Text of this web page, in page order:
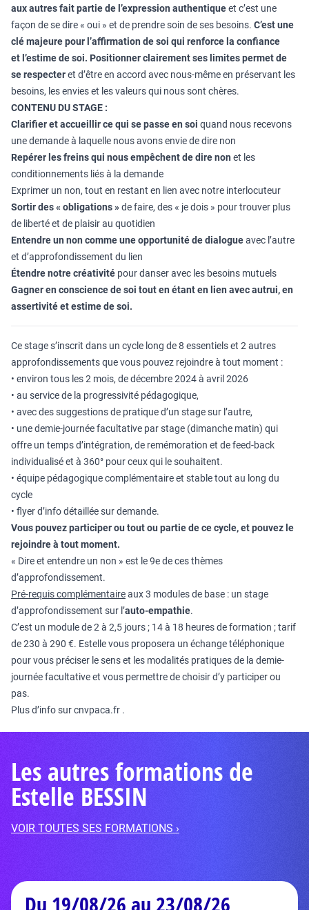
aux autres fait partie de l’expression authentiqueet c’est une
façon de se dire « oui » et de prendre soin de ses besoins. C’est une
clé majeure pour l’affirmation de soi qui renforce la confiance
et l’estime de soi. Positionner clairement ses limites permet de
se respecteret d’être en accord avec nous-même en préservant les
besoins, les envies et les valeurs qui nous sont chères.
CONTENU DU STAGE :
Clarifier et accueillir ce qui se passe en soi quand nous recevons
une demande à laquelle nous avons envie de dire non
Repérer les freins qui nous empêchent de dire non et les
conditionnements liés à la demande
Exprimer un non, tout en restant en lien avec notre interlocuteur
Sortir des « obligations »de faire, des « je dois » pour trouver plus
de liberté et de plaisir au quotidien
Entendre un non comme une opportunité de dialogueavec l’autre
et d’approfondissement du lien
Étendre notre créativité pour danser avec les besoins mutuels
Gagner en conscience de soi tout en étant en lien avec autrui, en
assertivité et estime de soi.
Ce stage s’inscrit dans un cycle long de 8 essentiels et 2 autres
approfondissements que vous pouvez rejoindre à tout moment :
• environ tous les 2 mois, de décembre 2024 à avril 2026
• au service de la progressivité pédagogique,
• avec des suggestions de pratique d’un stage sur l’autre,
• une demie-journée facultative par stage (dimanche matin) qui
offre un temps d’intégration, de remémoration et de feed-back
individualisé et à 360° pour ceux qui le souhaitent.
• équipe pédagogique complémentaire et stable tout au long du
cycle
• flyer d’info détaillée sur demande.
Vous pouvez participer ou tout ou partie de ce cycle, et pouvez le
rejoindre à tout moment.
« Dire et entendre un non » est le 9e de ces thèmes
d’approfondissement.
Pré-requis complémentaireaux 3 modules de base : un stage
d’approfondissement sur l’auto-empathie.
C’est un module de 2 à 2,5 jours ; 14 à 18 heures de formation ; tarif
de 230 à 290 €. Estelle vous proposera un échange téléphonique
pour vous préciser le sens et les modalités pratiques de la demie-
journée facultative et vous permettre de choisir d’y participer ou
pas.
Plus d’info surcnvpaca.fr .
Les autres formations de
Estelle BESSIN
VOIR TOUTES SES FORMATIONS ›
Du 19/08/26 au 23/08/26